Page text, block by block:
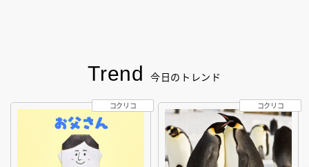
Trend 今日のトレンド
コクリコ コクリコ